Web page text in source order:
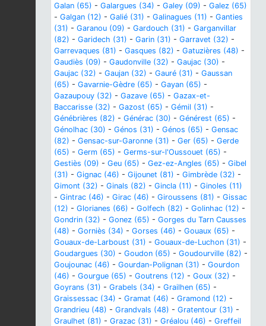
Galan (65) - Galargues (34) - Galey (09) - Galez (65)
- Galgan (12) - Galié (31) - Galinagues (11) - Ganties
(31) - Garanou (09) - Gardouch (31) - Garganvillar
(82) - Garidech (31) - Garin (31) - Garravet (32) -
Garrevaques (81) - Gasques (82) - Gatuzières (48) -
Gaudiès (09) - Gaudonville (32) - Gaujac (30) -
Gaujac (32) - Gaujan (32) - Gauré (31) - Gaussan
(65) - Gavarnie-Gèdre (65) - Gayan (65) -
Gazaupouy (32) - Gazave (65) - Gazax-et-
Baccarisse (32) - Gazost (65) - Gémil (31) -
Génébrières (82) - Générac (30) - Générest (65) -
Génolhac (30) - Génos (31) - Génos (65) - Gensac
(82) - Gensac-sur-Garonne (31) - Ger (65) - Gerde
(65) - Germ (65) - Germs-sur-l'Oussouet (65) -
Gestiès (09) - Geu (65) - Gez-ez-Angles (65) - Gibel
(31) - Gignac (46) - Gijounet (81) - Gimbrède (32) -
Gimont (32) - Ginals (82) - Gincla (11) - Ginoles (11)
- Gintrac (46) - Girac (46) - Giroussens (81) - Gissac
(12) - Glorianes (66) - Golfech (82) - Golinhac (12) -
Gondrin (32) - Gonez (65) - Gorges du Tarn Causses
(48) - Gorniès (34) - Gorses (46) - Gouaux (65) -
Gouaux-de-Larboust (31) - Gouaux-de-Luchon (31) -
Goudargues (30) - Goudon (65) - Goudourville (82) -
Goujounac (46) - Gourdan-Polignan (31) - Gourdon
(46) - Gourgue (65) - Goutrens (12) - Goux (32) -
Goyrans (31) - Grabels (34) - Grailhen (65) -
Graissessac (34) - Gramat (46) - Gramond (12) -
Grandrieu (48) - Grandvals (48) - Gratentour (31) -
Graulhet (81) - Grazac (31) - Gréalou (46) - Greffeil